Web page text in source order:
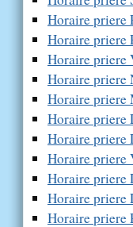
Horaire priere
Horaire priere
Horaire
Horaire
Horaire priere
Horaire priere
Horaire
Horaire priere
Horaire priere
Horaire priere
Horaire priere